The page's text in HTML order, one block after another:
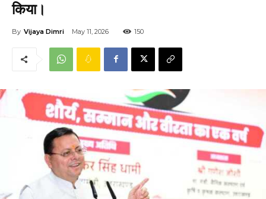
किया।
By Vijaya Dimri May 11, 2026 150